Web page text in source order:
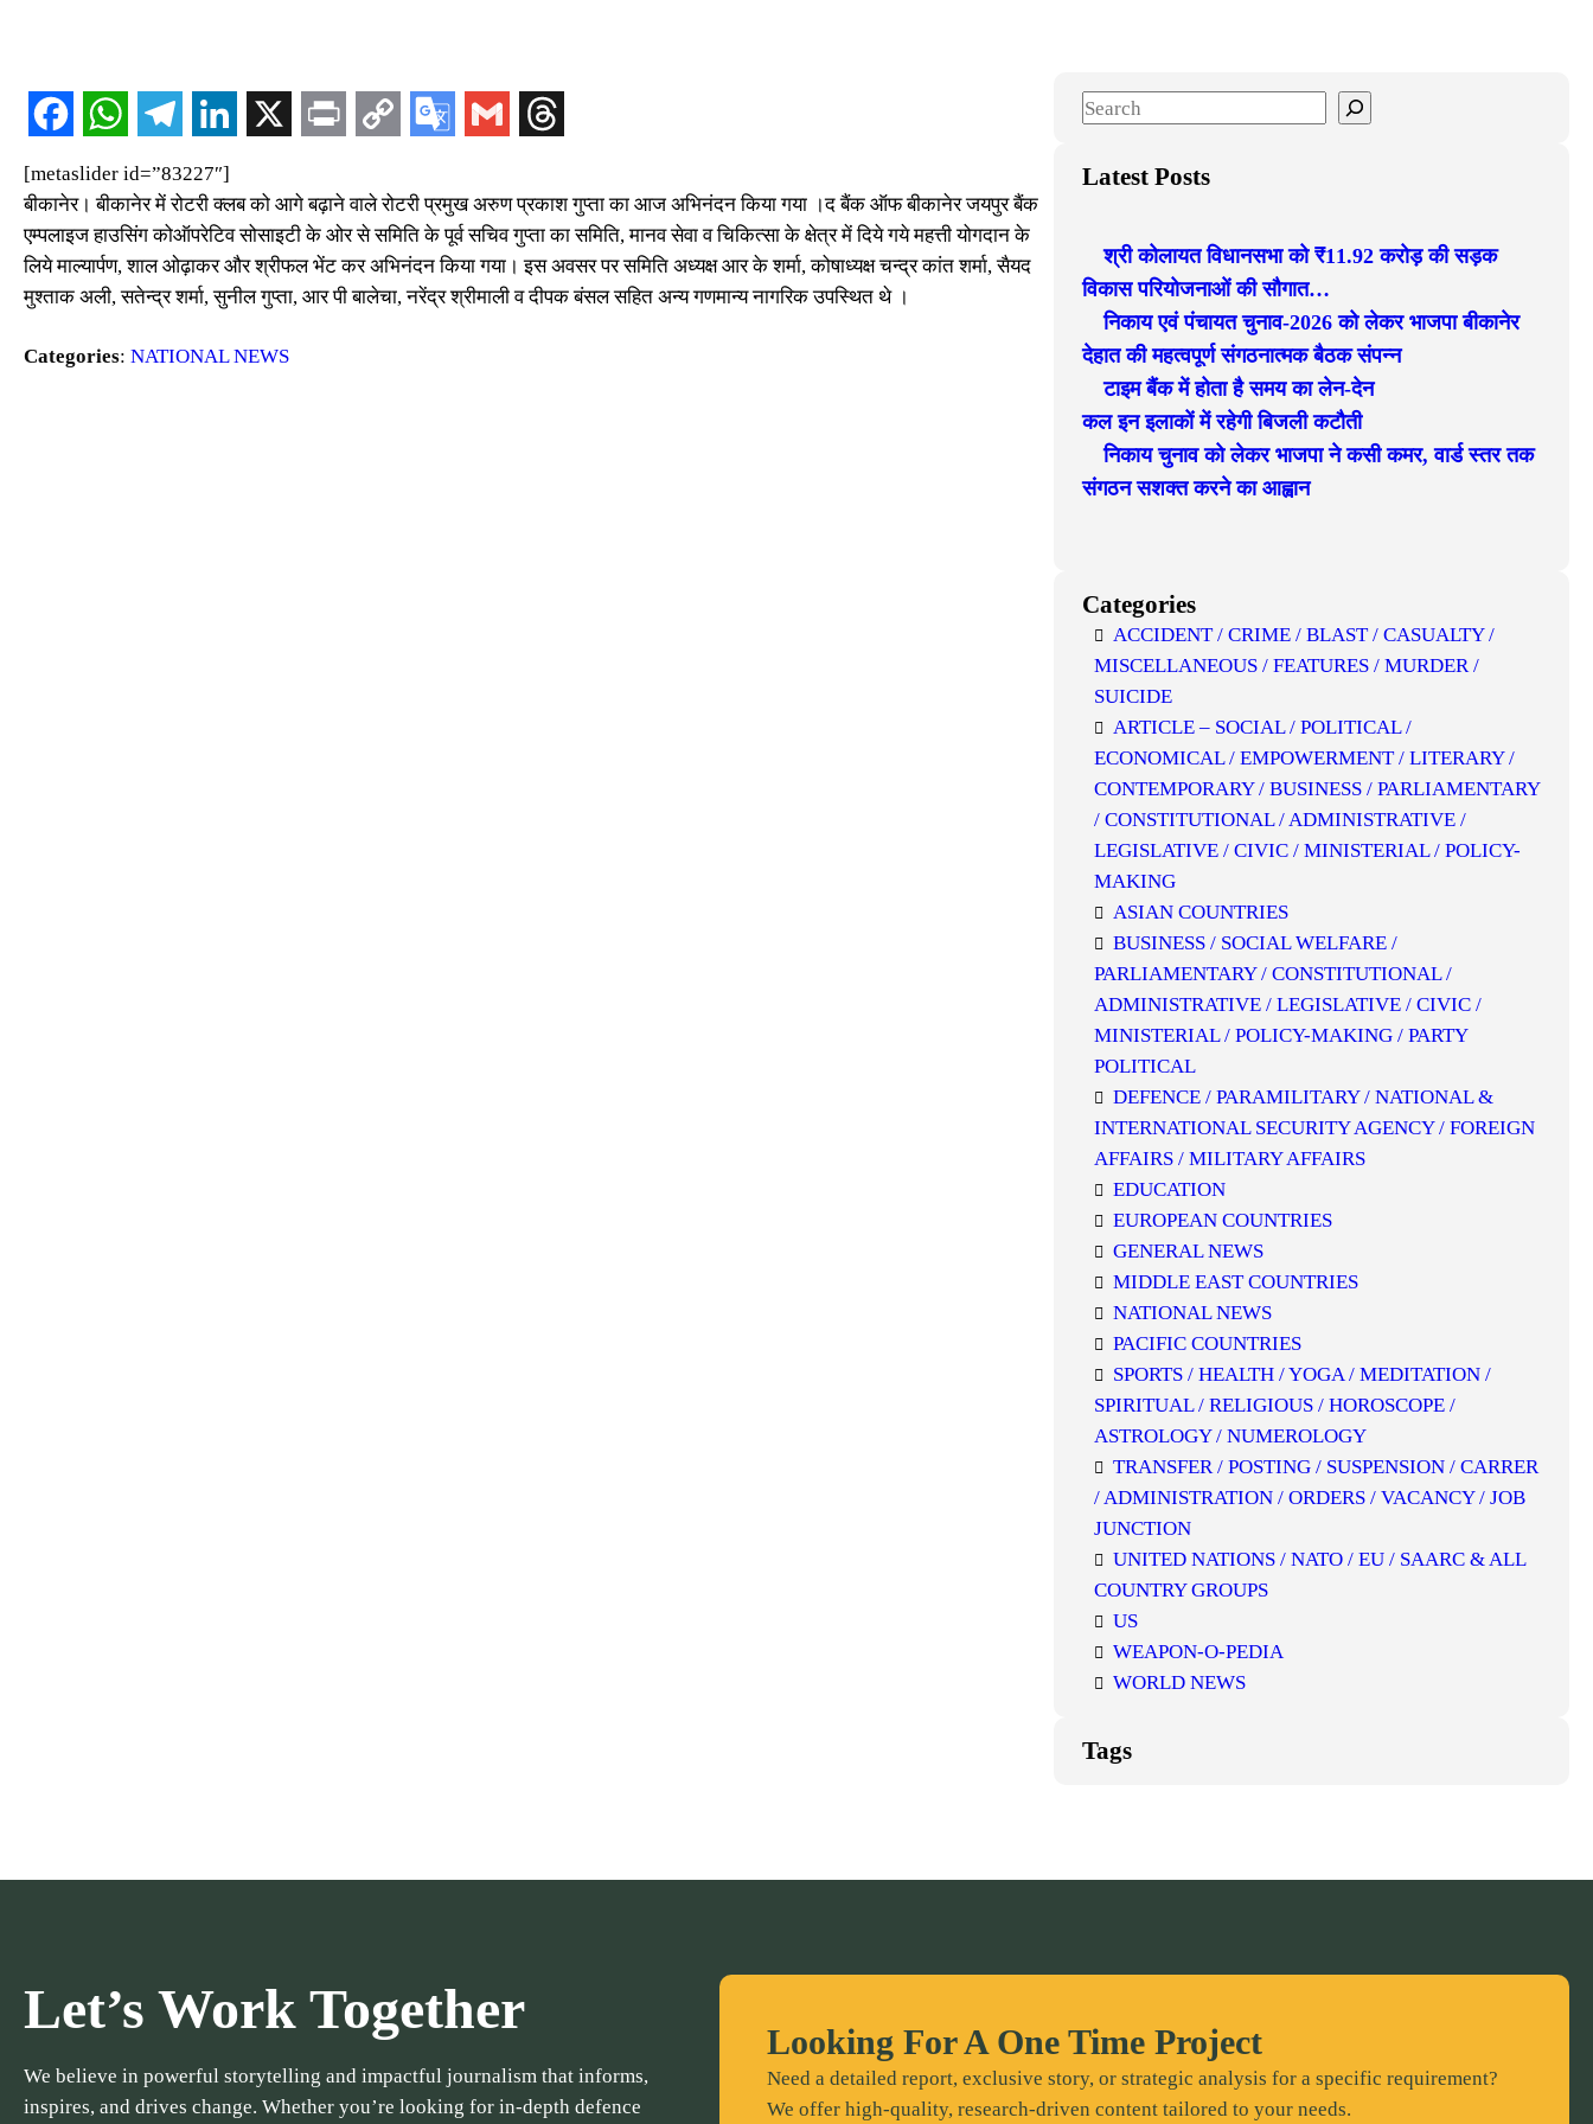
[metaslider id=”83227″]
बीकानेर। बीकानेर में रोटरी क्लब को आगे बढ़ाने वाले रोटरी प्रमुख अरुण प्रकाश गुप्ता का आज अभिनंदन किया गया ।द बैंक ऑफ बीकानेर जयपुर बैंक
एम्पलाइज हाउसिंग कोऑपरेटिव सोसाइटी के ओर से समिति के पूर्व सचिव गुप्ता का समिति, मानव सेवा व चिकित्सा के क्षेत्र में दिये गये महत्ती योगदान के
लिये माल्यार्पण, शाल ओढ़ाकर और श्रीफल भेंट कर अभिनंदन किया गया। इस अवसर पर समिति अध्यक्ष आर के शर्मा, कोषाध्यक्ष चन्द्र कांत शर्मा, सैयद
मुश्ताक अली, सतेन्द्र शर्मा, सुनील गुप्ता, आर पी बालेचा, नरेंद्र श्रीमाली व दीपक बंसल सहित अन्य गणमान्य नागरिक उपस्थित थे ।
Categories: NATIONAL NEWS
S
a
Latest Posts
श्री कोलायत विधानसभा को ₹11.92 करोड़ की सड़क
विकास परियोजनाओं की सौगात…
निकाय एवं पंचायत चुनाव-2026 को लेकर भाजपा बीकानेर
देहात की महत्वपूर्ण संगठनात्मक बैठक संपन्न
टाइम बैंक में होता है समय का लेन-देन
कल इन इलाकों में रहेगी बिजली कटौती
निकाय चुनाव को लेकर भाजपा ने कसी कमर, वार्ड स्तर तक
संगठन सशक्त करने का आह्वान
Categories
ACCIDENT / CRIME / BLAST / CASUALTY /
MISCELLANEOUS / FEATURES / MURDER /
SUICIDE
ARTICLE – SOCIAL / POLITICAL /
ECONOMICAL / EMPOWERMENT / LITERARY /
CONTEMPORARY / BUSINESS / PARLIAMENTARY
/ CONSTITUTIONAL / ADMINISTRATIVE /
LEGISLATIVE / CIVIC / MINISTERIAL / POLICY-
MAKING
ASIAN COUNTRIES
BUSINESS / SOCIAL WELFARE /
PARLIAMENTARY / CONSTITUTIONAL /
ADMINISTRATIVE / LEGISLATIVE / CIVIC /
MINISTERIAL / POLICY-MAKING / PARTY
POLITICAL
DEFENCE / PARAMILITARY / NATIONAL &
INTERNATIONAL SECURITY AGENCY / FOREIGN
AFFAIRS / MILITARY AFFAIRS
EDUCATION
EUROPEAN COUNTRIES
GENERAL NEWS
MIDDLE EAST COUNTRIES
NATIONAL NEWS
PACIFIC COUNTRIES
SPORTS / HEALTH / YOGA / MEDITATION /
SPIRITUAL / RELIGIOUS / HOROSCOPE /
ASTROLOGY / NUMEROLOGY
TRANSFER / POSTING / SUSPENSION / CARRER
/ ADMINISTRATION / ORDERS / VACANCY / JOB
JUNCTION
UNITED NATIONS / NATO / EU / SAARC & ALL
COUNTRY GROUPS
US
WEAPON-O-PEDIA
WORLD NEWS
Tags
Let’s Work Together
We believe in powerful storytelling and impactful journalism that informs,
inspires, and drives change. Whether you’re looking for in-depth defence
Looking For A One Time Project
Need a detailed report, exclusive story, or strategic analysis for a specific requirement?
We offer high-quality, research-driven content tailored to your needs.